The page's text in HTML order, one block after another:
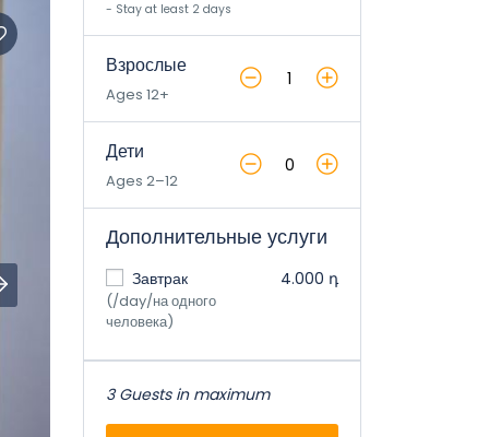
- Stay at least 2 days
Взрослые
Ages 12+
Дети
Ages 2–12
Дополнительные услуги
Завтрак
(/day/на одного
человека)
4.000 դ
3 Guests in maximum